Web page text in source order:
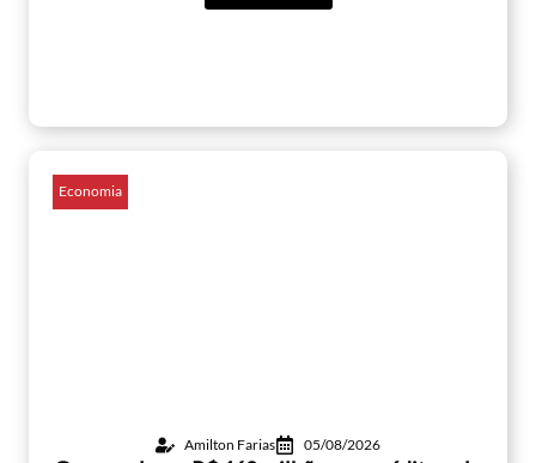
Economia
Amilton Farias 05/08/2026